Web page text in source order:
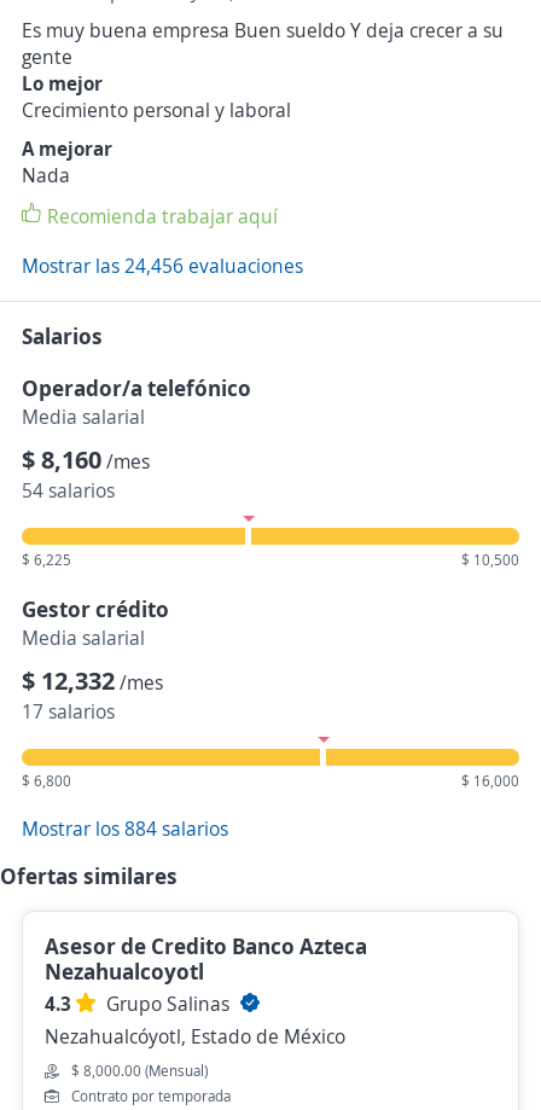
Es muy buena empresa Buen sueldo Y deja crecer a su
gente
Lo mejor
Crecimiento personal y laboral
A mejorar
Nada
Recomienda trabajar aquí
Mostrar las 24,456 evaluaciones
Salarios
Operador/a telefónico
Media salarial
$ 8,160/mes
54 salarios
$ 6,225 $ 10,500
Gestor crédito
Media salarial
$ 12,332/mes
17 salarios
$ 6,800 $ 16,000
Mostrar los 884 salarios
Ofertas similares
Asesor de Credito Banco Azteca
Nezahualcoyotl
4.3
Grupo Salinas
Nezahualcóyotl, Estado de México
$ 8,000.00 (Mensual)
Contrato por temporada